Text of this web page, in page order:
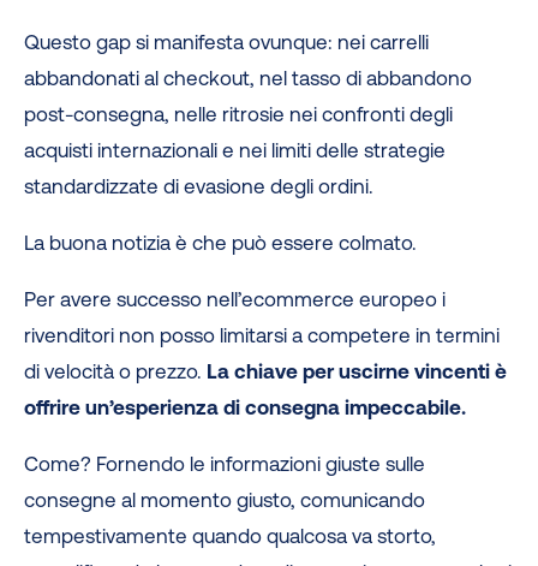
Questo gap si manifesta ovunque: nei carrelli
abbandonati al checkout, nel tasso di abbandono
post-consegna, nelle ritrosie nei confronti degli
acquisti internazionali e nei limiti delle strategie
standardizzate di evasione degli ordini.
La buona notizia è che può essere colmato.
Per avere successo nell’ecommerce europeo i
rivenditori non posso limitarsi a competere in termini
di velocità o prezzo. La chiave per uscirne vincenti è
offrire un’esperienza di consegna impeccabile.
Come? Fornendo le informazioni giuste sulle
consegne al momento giusto, comunicando
tempestivamente quando qualcosa va storto,